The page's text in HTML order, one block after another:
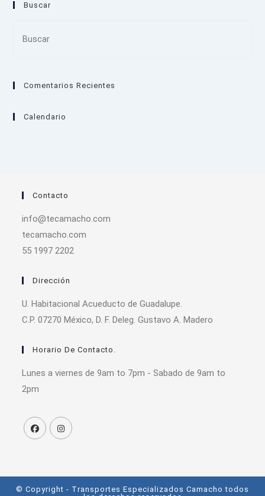
Buscar
Comentarios Recientes
Calendario
Contacto
info@tecamacho.com
tecamacho.com
55 1997 2202
Dirección
U. Habitacional Acueducto de Guadalupe.
C.P. 07270 México, D. F. Deleg. Gustavo A. Madero
Horario De Contacto.
Lunes a viernes de 9am to 7pm - Sabado de 9am to
2pm
© Copyright - Transportes Especializados Camacho todos